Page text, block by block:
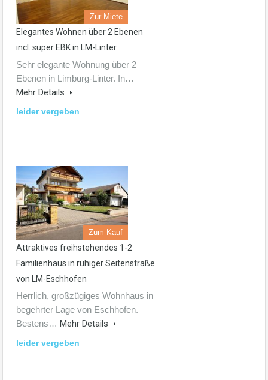
Zur Miete
Elegantes Wohnen über 2 Ebenen
incl. super EBK in LM-Linter
Sehr elegante Wohnung über 2
Ebenen in Limburg-Linter. In…
Mehr Details
leider vergeben
Zum Kauf
Attraktives freihstehendes 1-2
Familienhaus in ruhiger Seitenstraße
von LM-Eschhofen
Herrlich, großzügiges Wohnhaus in
begehrter Lage von Eschhofen.
Bestens… Mehr Details
leider vergeben